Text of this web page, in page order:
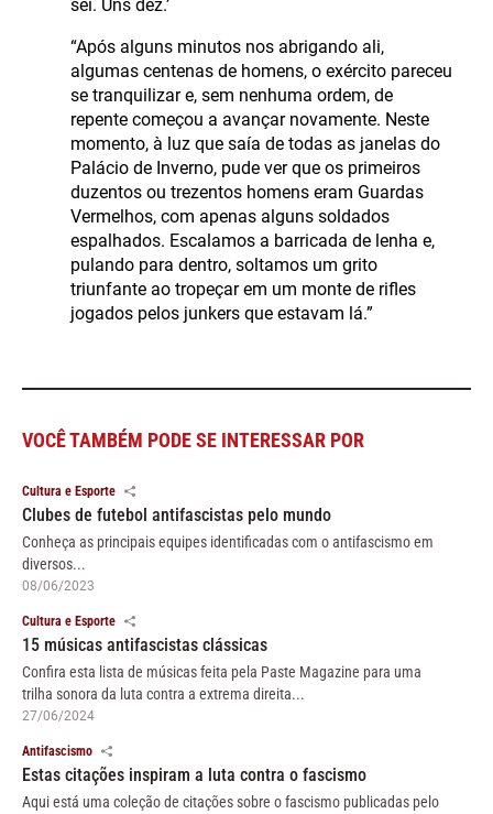
sei. Uns dez.’
“Após alguns minutos nos abrigando ali,
algumas centenas de homens, o exército pareceu
se tranquilizar e, sem nenhuma ordem, de
repente começou a avançar novamente. Neste
momento, à luz que saía de todas as janelas do
Palácio de Inverno, pude ver que os primeiros
duzentos ou trezentos homens eram Guardas
Vermelhos, com apenas alguns soldados
espalhados. Escalamos a barricada de lenha e,
pulando para dentro, soltamos um grito
triunfante ao tropeçar em um monte de rifles
jogados pelos junkers que estavam lá.”
VOCÊ TAMBÉM PODE SE INTERESSAR POR
Cultura e Esporte
Clubes de futebol antifascistas pelo mundo
Conheça as principais equipes identificadas com o antifascismo em
diversos...
08/06/2023
Cultura e Esporte
15 músicas antifascistas clássicas
Confira esta lista de músicas feita pela Paste Magazine para uma
trilha sonora da luta contra a extrema direita...
27/06/2024
Antifascismo
Estas citações inspiram a luta contra o fascismo
Aqui está uma coleção de citações sobre o fascismo publicadas pelo